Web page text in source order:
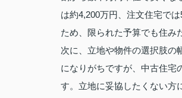
は約4,200万円、注文住宅で
ため、限られた予算でも住み
次に、立地や物件の選択肢の
になりがちですが、中古住宅
す。立地に妥協したくない方